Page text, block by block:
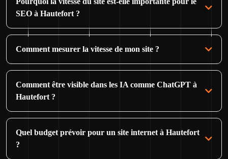
SEO à Hautefort ?
Comment mesurer la vitesse de mon site ?
Comment être visible dans les IA comme ChatGPT à
Hautefort ?
Quel budget prévoir pour un site internet à Hautefort
?